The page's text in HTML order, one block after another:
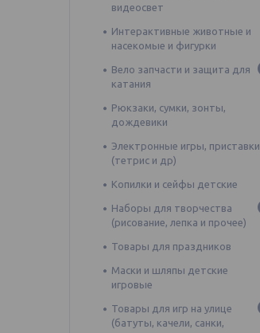
видеосвет
Интерактивные животные и
насекомые и фигурки
Вело запчасти и защита для
катания
Рюкзаки, сумки, зонты,
дождевики
Электронные игры, приставки
(тетрис и др)
Копилки и сейфы детские
Наборы для творчества
(рисование, лепка и прочее)
Товары для праздников
Маски и шляпы детские
игровые
Товары для игр на улице
(батуты, качели, санки,